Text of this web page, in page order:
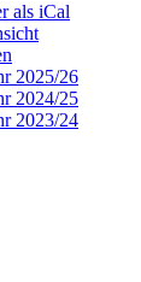
als iCal
2025/26
2024/25
2023/24